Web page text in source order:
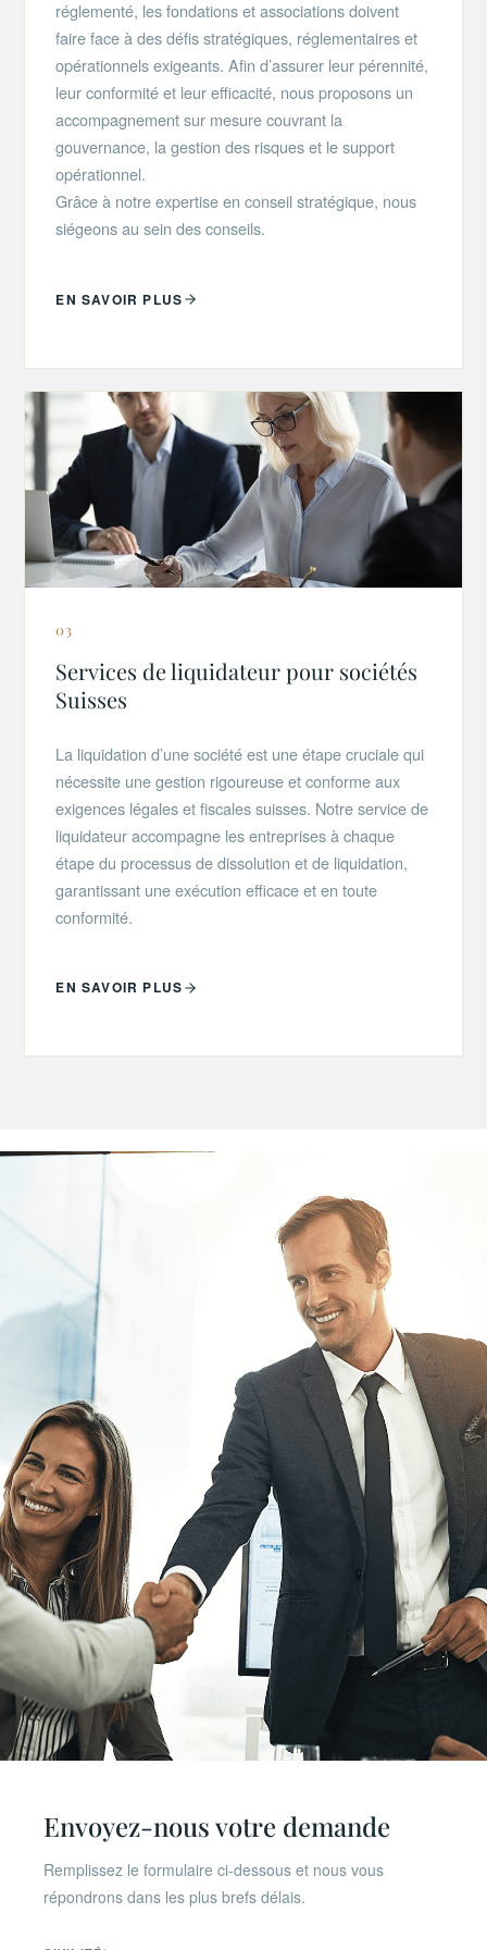
réglementé, les fondations et associations doivent
faire face à des défis stratégiques, réglementaires et
opérationnels exigeants. Afin d’assurer leur pérennité,
leur conformité et leur efficacité, nous proposons un
accompagnement sur mesure couvrant la
gouvernance, la gestion des risques et le support
opérationnel.
Grâce à notre expertise en conseil stratégique, nous
siégeons au sein des conseils.
EN SAVOIR PLUS
03
Services de liquidateur pour sociétés
Suisses
La liquidation d’une société est une étape cruciale qui
nécessite une gestion rigoureuse et conforme aux
exigences légales et fiscales suisses. Notre service de
liquidateur accompagne les entreprises à chaque
étape du processus de dissolution et de liquidation,
garantissant une exécution efficace et en toute
conformité.
EN SAVOIR PLUS
Planifiez une consultation
initiale
Envoyez-nous votre demande
Remplissez le formulaire ci-dessous et nous vous
répondrons dans les plus brefs délais.